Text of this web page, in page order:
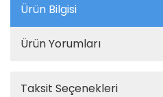
Ürün Bilgisi
Ürün Yorumları
Taksit Seçenekleri